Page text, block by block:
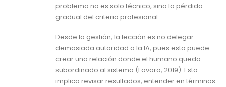
problema no es solo técnico, sino la pérdida
gradual del criterio profesional.
Desde la gestión, la lección es no delegar
demasiada autoridad a la IA, pues esto puede
crear una relación donde el humano queda
subordinado al sistema (Favaro, 2019). Esto
implica revisar resultados, entender en términos